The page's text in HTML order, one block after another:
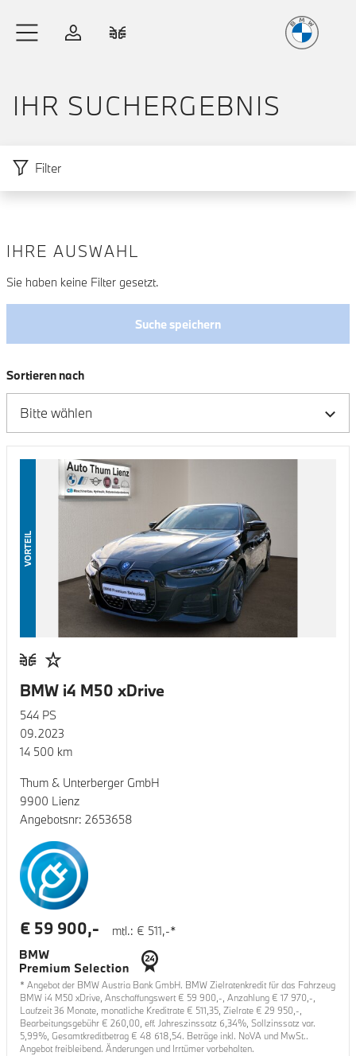
Anmelden
IHR SUCH­ERGEBNIS
Filter
Zu den Ergebnissen springen
IHRE AUSWAHL
Sie haben keine Filter gesetzt.
Suche speichern
Sortieren nach
VORTEIL
BMW i4 M50 xDrive
544 PS
09.2023
14 500 km
Thum & Unterberger GmbH
9900 Lienz
Angebotsnr: 2653658
mtl.: € 511,-*
€ 59 900,-
* Angebot der BMW Austria Bank GmbH. BMW Zielratenkredit für das Fahrzeug
BMW i4 M50 xDrive, Anschaffungswert € 59 900,-, Anzahlung € 17 970,-,
Laufzeit36 Monate, monatliche Kreditrate € 511,35, Zielrate € 29 950,-,
Bearbeitungsgebühr € 260,00, eff. Jahreszinssatz 6,34%, Sollzinssatz var.
5,99%, Gesamtkreditbetrag € 48 618,54. Beträge inkl. NoVA und MwSt..
Angebot freibleibend. Änderungen und Irrtümer vorbehalten.